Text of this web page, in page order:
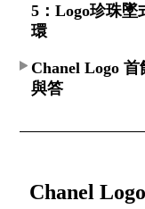
5：Logo珍珠墜
環
Chanel Logo 首
與答
Chanel